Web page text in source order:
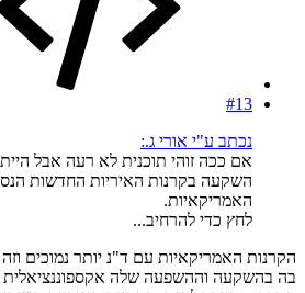
#13
נכתב ע"י אורי ג.:
אם ככה זוהי תוכנית לא רעה אבל
השקעה בקרנות האיריות החדשות
האמריקאיות.
לחץ כדי להרחיב...
הקרנות האמריקאיות עם ד"נ יותר נמוכים
בה בהשקעה וההשפעה שלה אקספוננציאלית